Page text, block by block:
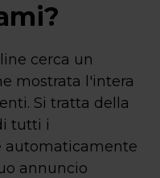
cerca un
mostrata l'intera
Si tratta della
tutti i
automaticamente
annuncio